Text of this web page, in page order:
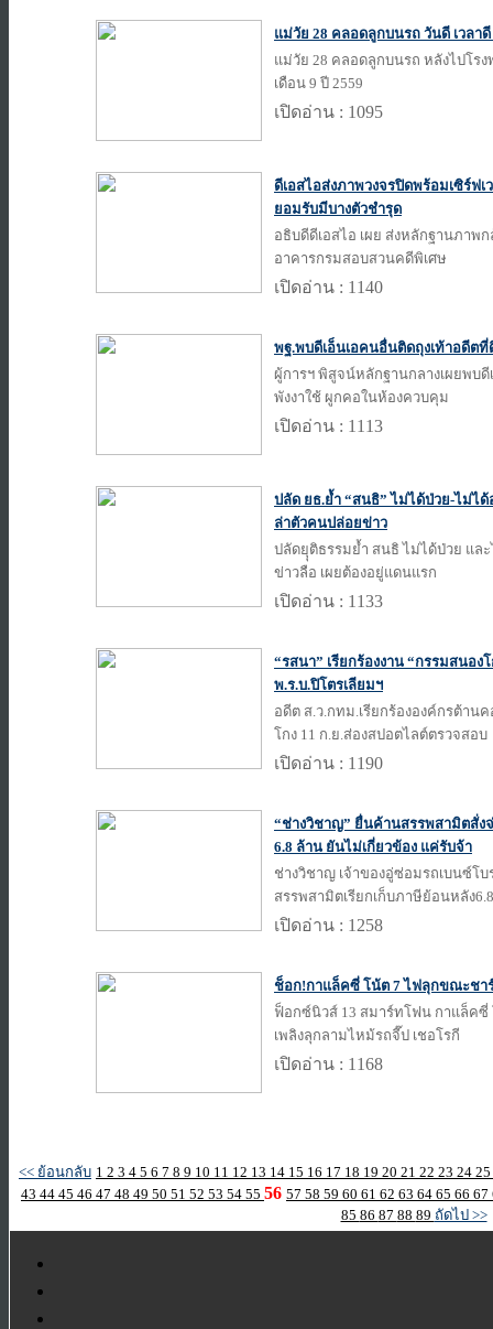
แม่วัย 28 คลอดลูกบนรถ วันดี เวลา
แม่วัย 28 คลอดลูกบนรถ หลังไปโร
เดือน 9 ปี 2559
เปิดอ่าน : 1095
ดีเอสไอส่งภาพวงจรปิดพร้อมเซิร์ฟ
ยอมรับมีบางตัวชำรุด
อธิบดีดีเอสไอ เผย ส่งหลักฐานภาพ
อาคารกรมสอบสวนคดีพิเศษ
เปิดอ่าน : 1140
พฐ.พบดีเอ็นเอคนอื่นติดถุงเท้าอดีต
ผู้การฯ พิสูจน์หลักฐานกลางเผยพบ
พังงาใช้ ผูกคอในห้องควบคุม
เปิดอ่าน : 1113
ปลัด ยธ.ย้ำ “สนธิ” ไม่ได้ป่วย-ไม่ไ
ล่าตัวคนปล่อยข่าว
ปลัดยุุติธรรมย้ำ สนธิ ไม่ได้ป่วย แล
ข่าวลือ เผยต้องอยู่แดนแรก
เปิดอ่าน : 1133
“รสนา” เรียกร้องงาน “กรรมสนอง
พ.ร.บ.ปิโตรเลียมฯ
อดีต ส.ว.กทม.เรียกร้ององค์กรต้าน
โกง 11 ก.ย.ส่องสปอตไลต์ตรวจสอบ
เปิดอ่าน : 1190
“ช่างวิชาญ” ยื่นค้านสรรพสามิตสั่ง
6.8 ล้าน ยันไม่เกี่ยวข้อง แค่รับจ้า
ช่างวิชาญ เจ้าของอู่ซ่อมรถเบนซ์โ
สรรพสามิตเรียกเก็บภาษีย้อนหลัง
เปิดอ่าน : 1258
ช็อก!กาแล็คซี่ โน้ต 7 ไฟลุกขณะชา
ฟ็อกซ์นิวส์ 13 สมาร์ทโฟน กาแล็ค
เพลิงลุกลามไหม้รถจี๊ป เชอโรกี
เปิดอ่าน : 1168
<< ย้อนกลับ 1 2 3 4 5 6 7 8 9 10 11 12 13 14 15 16 17 18 19 20 21 22 23 24 25
43 44 45 46 47 48 49 50 51 52 53 54 55 56 57 58 59 60 61 62 63 64 65 66 67
85 86 87 88 89 ถัดไป >>